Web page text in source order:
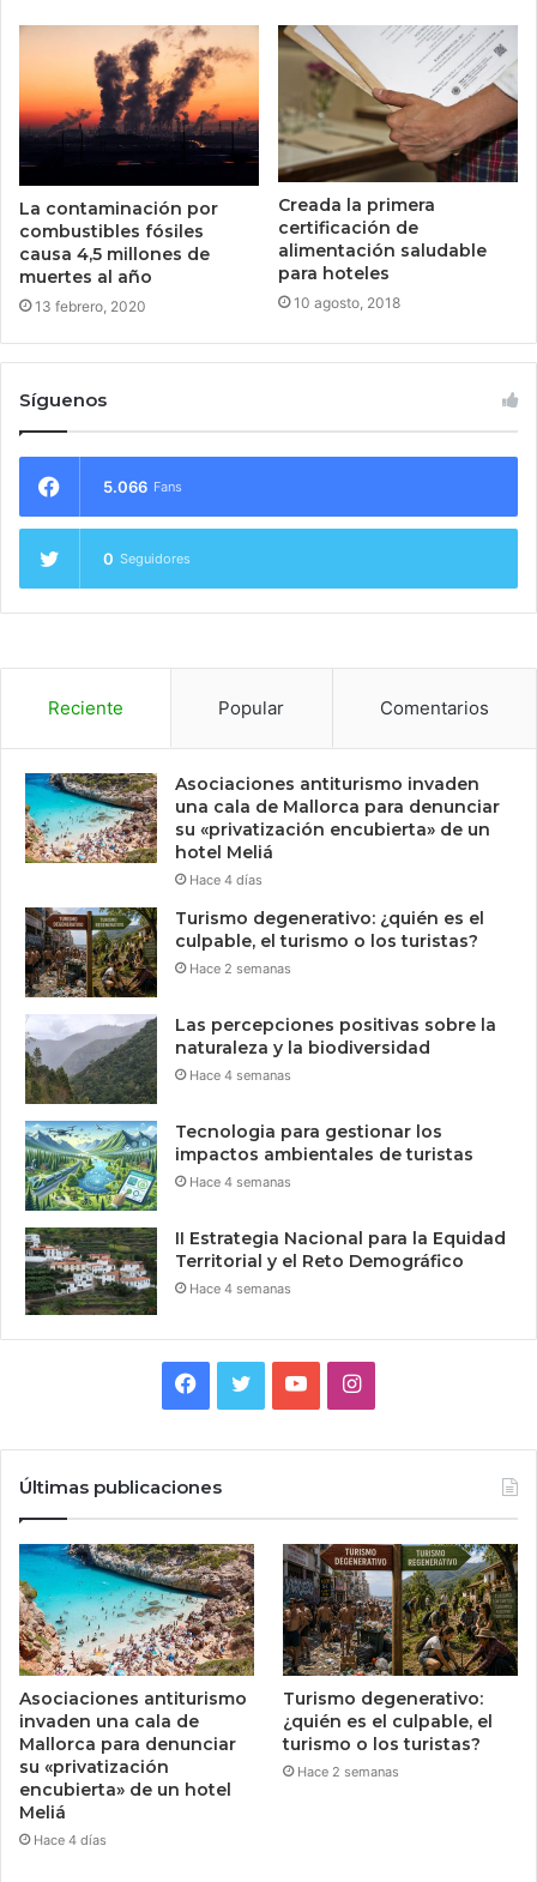
La contaminación por
combustibles fósiles
causa 4,5 millones de
muertes al año
13 febrero, 2020
Creada la primera
certificación de
alimentación saludable
para hoteles
10 agosto, 2018
Síguenos
5.066 Fans
0 Seguidores
Reciente Popular Comentarios
Asociaciones antiturismo invaden
una cala de Mallorca para denunciar
su «privatización encubierta» de un
hotel Meliá
Hace 4 días
Turismo degenerativo: ¿quién es el
culpable, el turismo o los turistas?
Hace 2 semanas
Las percepciones positivas sobre la
naturaleza y la biodiversidad
Hace 4 semanas
Tecnologia para gestionar los
impactos ambientales de turistas
Hace 4 semanas
II Estrategia Nacional para la Equidad
Territorial y el Reto Demográfico
Hace 4 semanas
Facebook
TwitterYouTubeInstagram
Últimas publicaciones
Asociaciones antiturismo
invaden una cala de
Mallorca para denunciar
su «privatización
encubierta» de un hotel
Meliá
Hace 4 días
Turismo degenerativo:
¿quién es el culpable, el
turismo o los turistas?
Hace 2 semanas